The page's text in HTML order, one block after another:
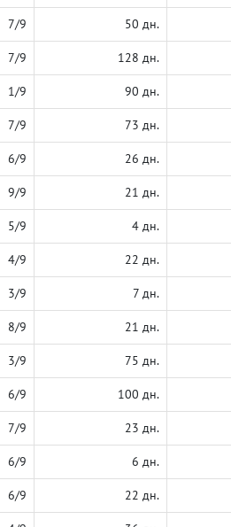
7/9 50 дн.
7/9 128 дн.
1/9 90 дн.
7/9 73 дн.
6/9 26 дн.
9/9 21 дн.
5/9 4 дн.
4/9 22 дн.
3/9 7 дн.
8/9 21 дн.
3/9 75 дн.
6/9 100 дн.
7/9 23 дн.
6/9 6 дн.
6/9 22 дн.